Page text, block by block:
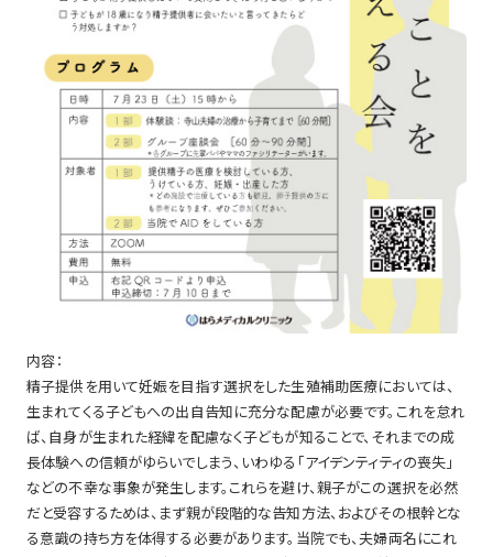
内容：
精子提供を用いて妊娠を目指す選択をした生殖補助医療においては、
生まれてくる子どもへの出自告知に充分な配慮が必要です。これを怠れ
ば、自身が生まれた経緯を配慮なく子どもが知ることで、それまでの成
長体験への信頼がゆらいでしまう、いわゆる「アイデンティティの喪失」
などの不幸な事象が発生します。これらを避け、親子がこの選択を必然
だと受容するためは、まず親が段階的な告知方法、およびその根幹とな
る意識の持ち方を体得する必要があります。当院でも、夫婦両名にこれ